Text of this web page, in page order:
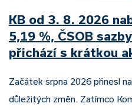
KB od 3. 8. 2026
5,19 %, ČSOB
přichází s krátkou
Začátek srpna 2026 přinesl
důležitých změn. Zatímco